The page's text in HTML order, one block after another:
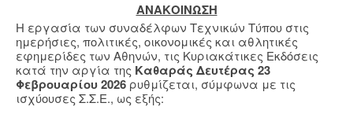
ΑΝΑΚΟΙΝΩΣΗ
Η εργασία των συναδέλφων Τεχνικών Τύπου στις
ημερήσιες, πολιτικές, οικονομικές και αθλητικές
εφημερίδες των Αθηνών, τις Κυριακάτικες Εκδόσεις
κατά την αργία της Καθαράς Δευτέρας 23
Φεβρουαρίου 2026 ρυθμίζεται, σύμφωνα με τις
ισχύουσες Σ.Σ.Ε., ως εξής: